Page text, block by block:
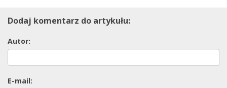
Dodaj komentarz do artykułu:
Autor:
E-mail: